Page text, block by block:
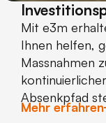
Mit e3m
Ihnen helfen,
Massnahmen
Absenkpfad
Mehr erfahren